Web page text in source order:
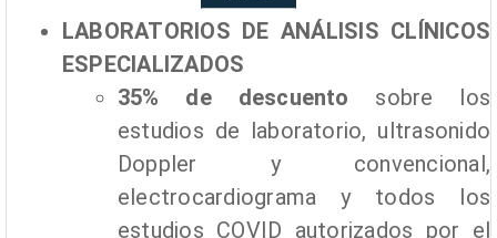
LABORATORIOS DE ANÁLISIS CLÍNICOS
ESPECIALIZADOS
35% de descuento sobre los
estudios de laboratorio, ultrasonido
Doppler y convencional,
electrocardiograma y todos los
estudios COVID autorizados por el